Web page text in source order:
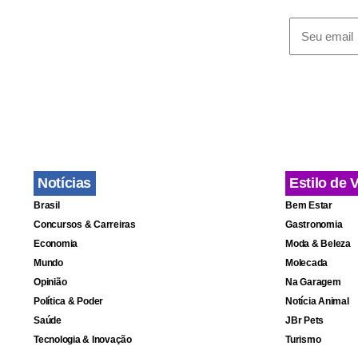
Reforma
promover a
políticas de
crédito.
“Para que
entenda
Notícias
Brasil
Concursos & Carreiras
Economia
Mundo
Opinião
Política & Poder
Saúde
Tecnologia & Inovação
Estilo de
Bem Estar
Gastronomia
Moda & Beleza
Molecada
Na Garagem
Notícia Animal
JBr Pets
Turismo